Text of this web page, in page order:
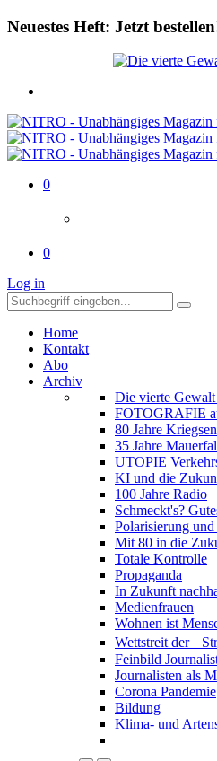
Neuestes Heft: Jetzt
0
0
Log in
Home
Kontakt
Abo
Archiv
Die vierte
FOTOGRAFIE
80 Jahre
35 Jahre
UTOPIE
KI und die
100 Jahre Radio
Schmeckt's?
Polarisierung
Mit 80 in die
Totale Kontrolle
Propaganda
In Zukunft
Medienfrauen
Wohnen ist
Wettstreit der
Feinbild
Journalisten als
Corona Pandemie
Bildung
Klima- und